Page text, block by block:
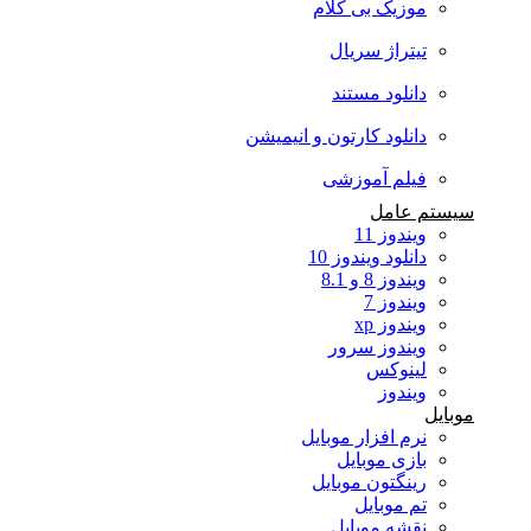
موزیک بی کلام
تیتراژ سریال
دانلود مستند
دانلود کارتون و انیمیشن
فیلم آموزشی
سیستم عامل
ویندوز 11
دانلود ویندوز 10
ویندوز 8 و 8.1
ویندوز 7
ویندوز xp
ویندوز سرور
لینوکس
ویندوز
موبایل
نرم افزار موبایل
بازی موبایل
رینگتون موبایل
تم موبایل
نقشه موبایل